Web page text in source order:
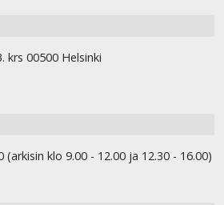
krs 00500 Helsinki
(arkisin klo 9.00 - 12.00 ja 12.30 - 16.00)